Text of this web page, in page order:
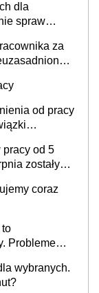
dla
spraw
za
od pracy
od 5
zostały
coraz
to
Problemem
i
wybranych.